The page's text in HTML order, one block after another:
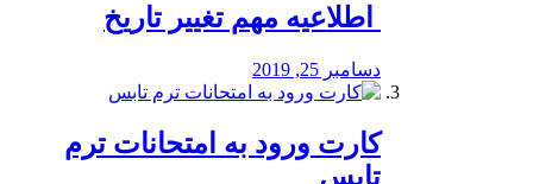
️ اطلاعیه مهم تغییر تاریخ
دسامبر 25, 2019
کارت ورود به امتحانات ترم
تابس